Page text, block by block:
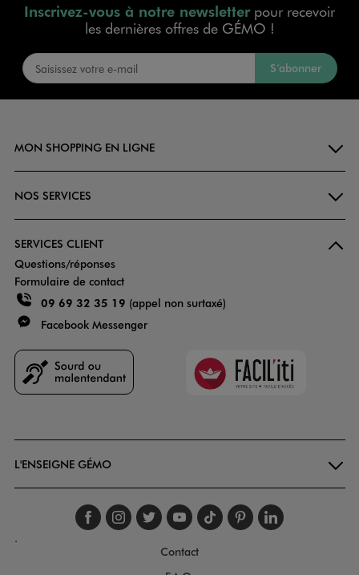
Inscrivez-vous à notre newsletterpour recevoir
les dernières offres de GÉMO !
S’abonner
MON SHOPPING EN LIGNE
NOS SERVICES
SERVICES CLIENT
Questions/réponses
Formulaire de contact
09 69 32 35 19 (appel non surtaxé)
Facebook Messenger
Faciliti
L'ENSEIGNE GÉMO
Suivez-nous sur
Suivez-nous sur
Suivez-nous sur
Suivez-nous
Suivez-nous
Suivez-
.
Contact